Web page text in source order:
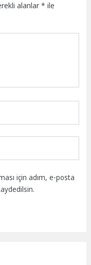
alanlar* ile
için adım, e-posta